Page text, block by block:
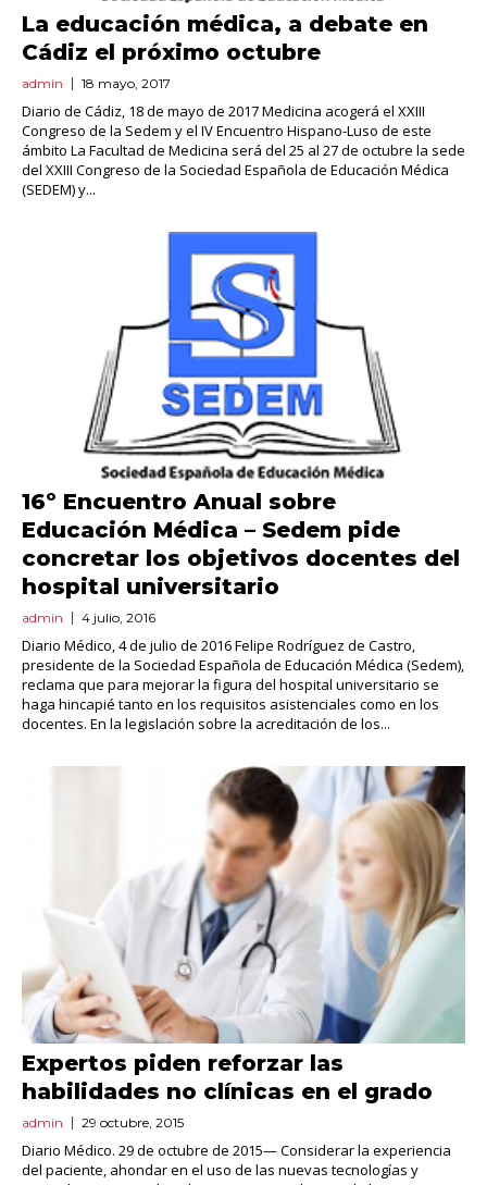
La educación médica, a debate en
Cádiz el próximo octubre
admin 18 mayo, 2017
Diario de Cádiz, 18 de mayo de 2017 Medicina acogerá el XXIII
Congreso de la Sedem y el IV Encuentro Hispano-Luso de este
ámbito La Facultad de Medicina será del 25 al 27 de octubre la sede
del XXIII Congreso de la Sociedad Española de Educación Médica
(SEDEM) y...
16º Encuentro Anual sobre
Educación Médica – Sedem pide
concretar los objetivos docentes del
hospital universitario
admin 4 julio, 2016
Diario Médico, 4 de julio de 2016 Felipe Rodríguez de Castro,
presidente de la Sociedad Española de Educación Médica (Sedem),
reclama que para mejorar la figura del hospital universitario se
haga hincapié tanto en los requisitos asistenciales como en los
docentes. En la legislación sobre la acreditación de los...
Expertos piden reforzar las
habilidades no clínicas en el grado
admin 29 octubre, 2015
Diario Médico. 29 de octubre de 2015— Considerar la experiencia
del paciente, ahondar en el uso de las nuevas tecnologías y